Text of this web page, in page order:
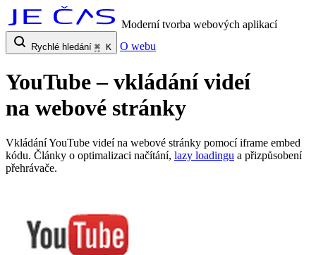
Moderní tvorba webových aplikací
Rychlé hledání ⌘ K O webu
YouTube – vkládání videí
na webové stránky
Vkládání YouTube videí na webové stránky pomocí iframe embed
kódu. Články o optimalizaci načítání, lazy loadingu a přizpůsobení
přehrávače.